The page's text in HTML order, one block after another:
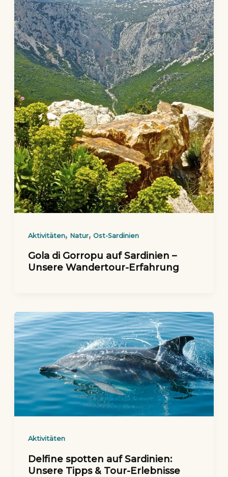
Aktivitäten, Natur,Ost-Sardinien
Gola di Gorropu auf Sardinien –
Unsere Wandertour-Erfahrung
Aktivitäten
Delfine spotten auf Sardinien:
Unsere Tipps & Tour-Erlebnisse